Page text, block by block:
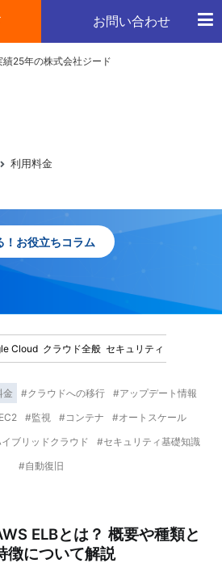
お問い合わせ
25年の株式会社ジード
せください
利用料金
！お役立ちコラム
Cloud クラウド全般 セキュリティ
金 #クラウドへの移行
#アップデート情報
#監視 #コンテナ
#オートスケール
ブリッドクラウド
#セキュリティ基礎知識
#自動復旧
ELBとは？ 概要や種類と
徴について解説